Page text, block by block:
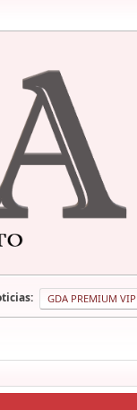
GDA PREMIUM VIP